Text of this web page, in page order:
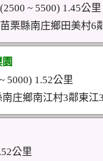
(2500 ~ 5500) 1.45公里
苗栗縣南庄鄉田美村6
5000) 1.52公里
南庄鄉南江村3鄰東江
公里